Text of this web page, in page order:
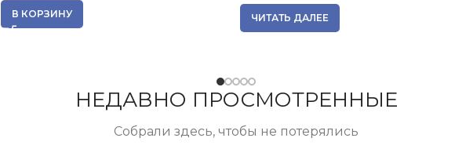
В КОРЗИНУ ЧИТАТЬ ДАЛЕЕ
НЕДАВНО ПРОСМОТРЕННЫЕ
Собрали здесь, чтобы не потерялись